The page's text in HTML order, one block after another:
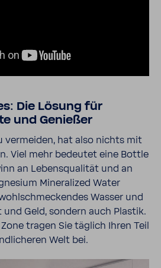
Die Lösung für
und Genießer
vermeiden, hat also nichts mit
Viel mehr bedeutet eine Bottle
an Lebensqualität und an
Mineralized Water
Wasser und
Geld, sondern auch Plastik.
tragen Sie täglich Ihren Teil
Welt bei.